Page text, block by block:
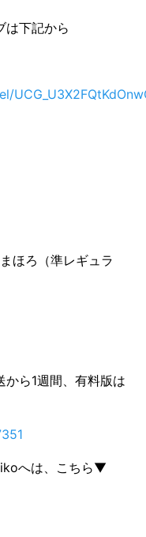
は下記から
ほろ（準レギュラ
ら1週間、有料版は
へは、こちら▼